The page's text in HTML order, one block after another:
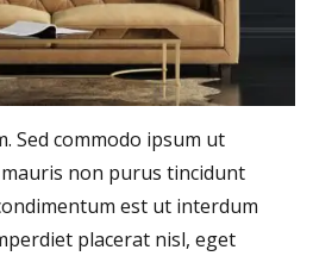
Sed commodo ipsum ut
non purus tincidunt
est ut interdum
placerat nisl, eget